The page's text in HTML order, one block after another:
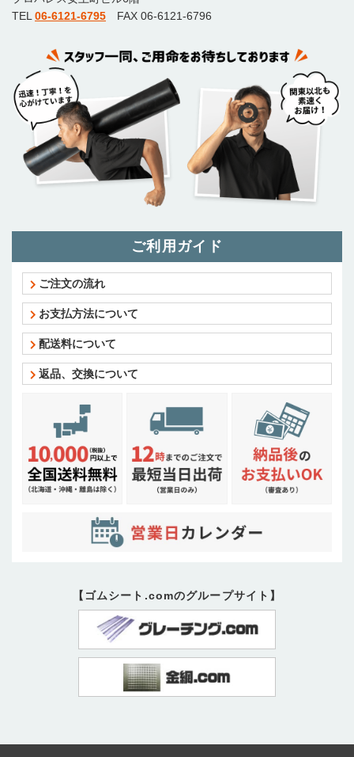
TEL 06-6121-6795 FAX 06-6121-6796
ご利用ガイド
ご注文の流れ
お支払方法について
配送料について
返品、交換について
【ゴムシート.comのグループサイト】